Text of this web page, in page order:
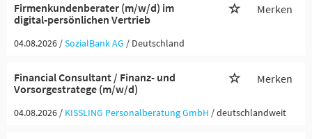
Firmenkundenberater (m/w/d) im
digital-persönlichen Vertrieb
Merken
04.08.2026 /SozialBank AG / Deutschland
Financial Consultant / Finanz- und
Vorsorgestratege (m/w/d)
Merken
04.08.2026 / KISSLING Personalberatung GmbH / deutschlandweit